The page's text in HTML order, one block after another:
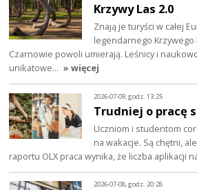
Krzywy Las 2.0
Znają je turyści w całej
legendarnego Krzywego
Czarnowie powoli umierają. Leśnicy i
unikatowe… » więcej
2026-07-09, godz. 13:25
Trudniej o pracę
Uczniom i studentom
na wakacje. Są chętni,
raportu OLX praca wynika, że liczba aplikacji
2026-07-08, godz. 20:28